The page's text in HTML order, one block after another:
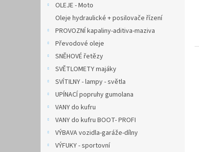
OLEJE - Moto
Oleje hydraulické + posilovače řízení
PROVOZNÍ kapaliny-aditiva-maziva
Převodové oleje
SNĚHOVÉ řetězy
SVĚTLOMETY majáky
SVÍTILNY - lampy - světla
UPÍNACÍ popruhy gumolana
VANY do kufru
VANY do kufru BOOT- PROFI
VÝBAVA vozidla-garáže-dílny
VÝFUKY - sportovní